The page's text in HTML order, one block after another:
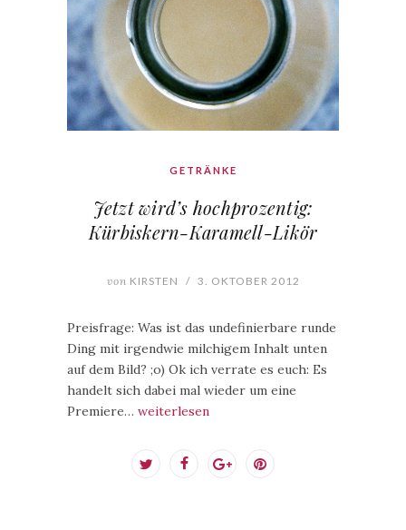
GETRÄNKE
Jetzt wird’s hochprozentig:
Kürbiskern-Karamell-Likör
von KIRSTEN / 3. OKTOBER 2012
Preisfrage: Was ist das undefinierbare runde
Ding mit irgendwie milchigem Inhalt unten
auf dem Bild? ;o) Ok ich verrate es euch: Es
handelt sich dabei mal wieder um eine
Premiere… weiterlesen